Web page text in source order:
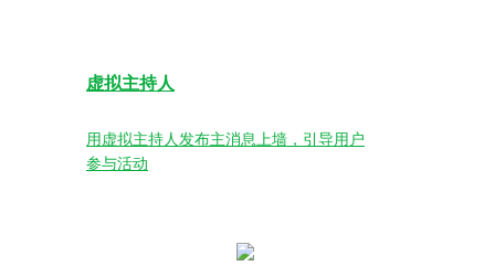
虚拟主持人
用虚拟主持人发布主消息上墙，引导用户
参与活动